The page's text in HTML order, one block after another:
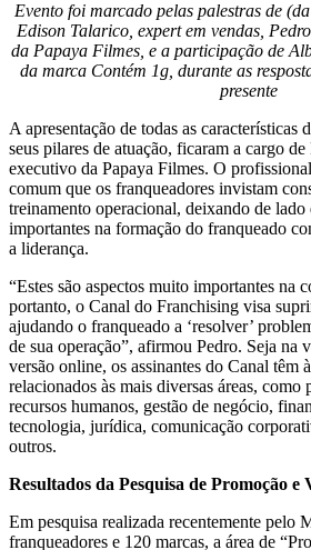
Evento foi marcado pelas palestras de
Edison Talarico, expert em vendas,
da Papaya Filmes, e a participação de
da marca Contém 1g, durante as
presente
A apresentação de todas as características
seus pilares de atuação, ficaram a cargo
executivo da Papaya Filmes. O
comum que os franqueadores invistam
treinamento operacional, deixando de
importantes na formação do franqueado
a liderança.
“Estes são aspectos muito importantes na
portanto, o Canal do Franchising visa
ajudando o franqueado a ‘resolver’
de sua operação”, afirmou Pedro. Seja na
versão online, os assinantes do Canal têm
relacionados às mais diversas áreas, como
recursos humanos, gestão de negócio,
tecnologia, jurídica, comunicação
outros.
Resultados da Pesquisa de Promoção e
Em pesquisa realizada recentemente pelo
franqueadores e 120 marcas, a área de